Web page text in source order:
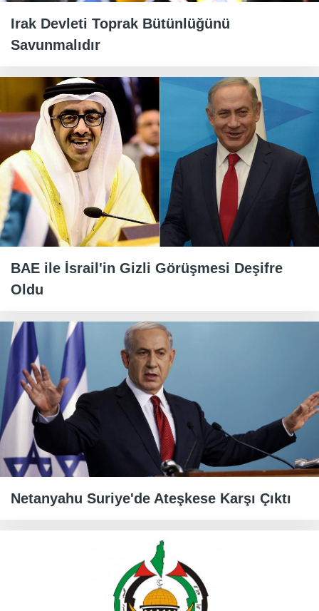
Irak Devleti Toprak Bütünlüğünü
Savunmalıdır
BAE ile İsrail'in Gizli Görüşmesi Deşifre
Oldu
Netanyahu Suriye'de Ateşkese Karşı Çıktı